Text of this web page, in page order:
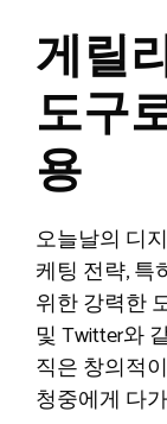
게릴
도구
용
오늘날의 디
케팅 전략, 특
위한 강력한
및 Twitter와
직은 창의적
청중에게 다